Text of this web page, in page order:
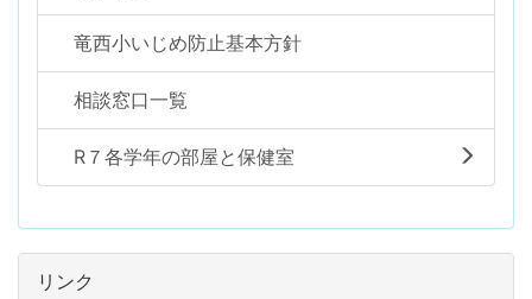
竜西小いじめ防止基本方針
相談窓口一覧
R７各学年の部屋と保健室
リンク